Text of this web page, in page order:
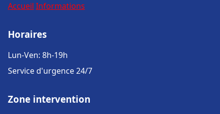
Accueil Informations
Horaires
Lun-Ven: 8h-19h
Service d'urgence 24/7
Zone intervention